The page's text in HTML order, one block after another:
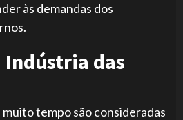
às demandas dos
Indústria das
tempo são consideradas